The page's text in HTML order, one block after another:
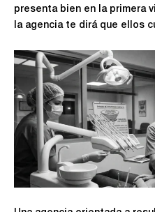
presenta bien en la primera
la agencia te dirá que ellos